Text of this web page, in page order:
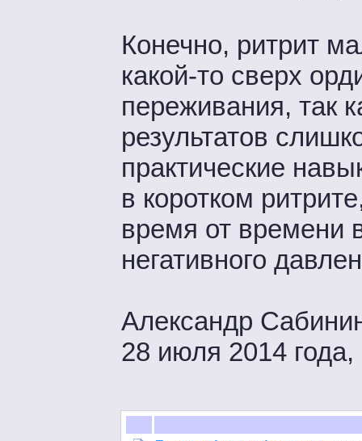
Конечно, ритрит
какой-то сверх
переживания, так
результатов
практические
в коротком
время от времени
негативного
Александр
28 июля 2014